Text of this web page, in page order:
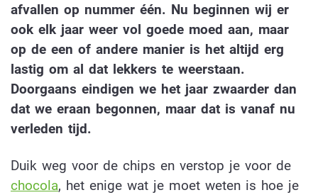
afvallen op nummer één. Nu beginnen wij er
ook elk jaar weer vol goede moed aan, maar
op de een of andere manier is het altijd erg
lastig om al dat lekkers te weerstaan.
Doorgaans eindigen we het jaar zwaarder dan
dat we eraan begonnen, maar dat is vanaf nu
verleden tijd.
Duik weg voor de chips en verstop je voor de
chocola, het enige wat je moet weten is hoe je